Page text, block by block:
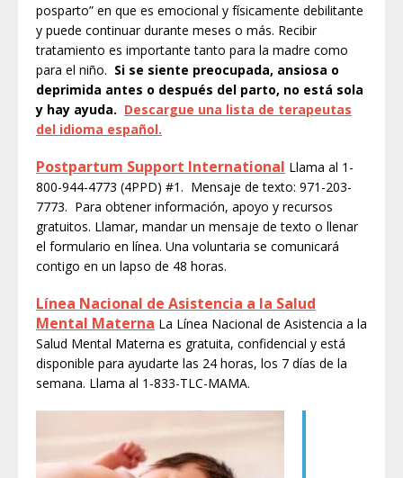
posparto” en que es emocional y físicamente debilitante
y puede continuar durante meses o más. Recibir
tratamiento es importante tanto para la madre como
para el niño. Si se siente preocupada, ansiosa o
deprimida antes o después del parto, no está sola
y hay ayuda. Descargue una lista de terapeutas
del idioma español.
Postpartum Support International Llama al 1-
800-944-4773 (4PPD) #1. Mensaje de texto: 971-203-
7773. Para obtener información, apoyo y recursos
gratuitos. Llamar, mandar un mensaje de texto o llenar
el formulario en línea. Una voluntaria se comunicará
contigo en un lapso de 48 horas.
Línea Nacional de Asistencia a la Salud
Mental Materna La Línea Nacional de Asistencia a la
Salud Mental Materna es gratuita, confidencial y está
disponible para ayudarte las 24 horas, los 7 días de la
semana. Llama al 1-833-TLC-MAMA.